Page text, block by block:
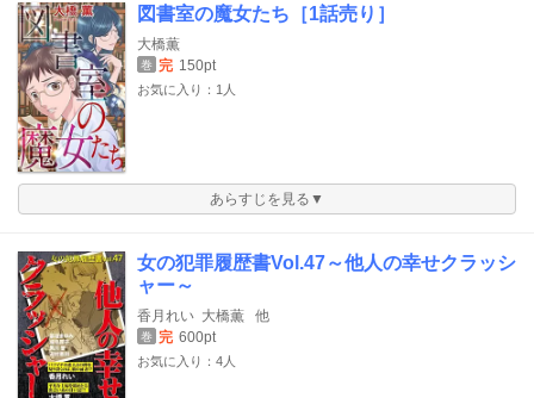
図書室の魔女たち［1話売り］
大橋薫
巻 完 150pt
お気に入り：1人
あらすじを見る▼
女の犯罪履歴書Vol.47～他人の幸せクラッシ
ャー～
香月れい 大橋薫 他
巻 完 600pt
お気に入り：4人